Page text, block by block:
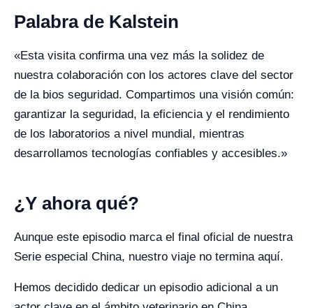
Palabra de Kalstein
«Esta visita confirma una vez más la solidez de
nuestra colaboración con los actores clave del sector
de la bios seguridad. Compartimos una visión común:
garantizar la seguridad, la eficiencia y el rendimiento
de los laboratorios a nivel mundial, mientras
desarrollamos tecnologías confiables y accesibles.»
¿Y ahora qué?
Aunque este episodio marca el final oficial de nuestra
Serie especial China, nuestro viaje no termina aquí.
Hemos decidido dedicar un episodio adicional a un